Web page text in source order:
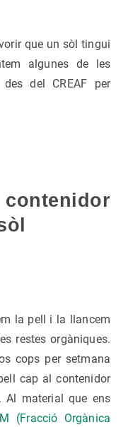
que un sòl tingui
algunes de les
del CREAF per
la pell i la llancem
restes orgàniques.
cops per setmana
cap al contenidor
material que ens
(Fracció Orgànica